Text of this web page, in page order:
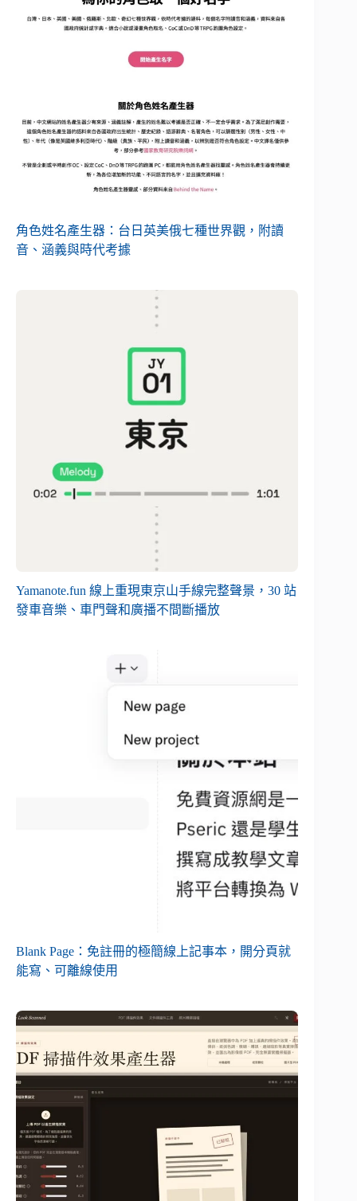
角色姓名產生器：台日英美俄七種世界觀，附讀
音、涵義與時代考據
Yamanote.fun 線上重現東京山手線完整聲景，30 站
發車音樂、車門聲和廣播不間斷播放
Blank Page：免註冊的極簡線上記事本，開分頁就
能寫、可離線使用